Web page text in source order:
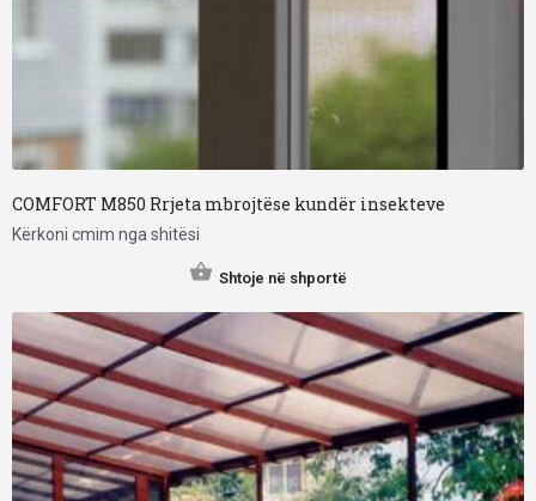
COMFORT M850 Rrjeta mbrojtëse kundër insekteve
Kërkoni cmim nga shitësi
Shtoje në shportë